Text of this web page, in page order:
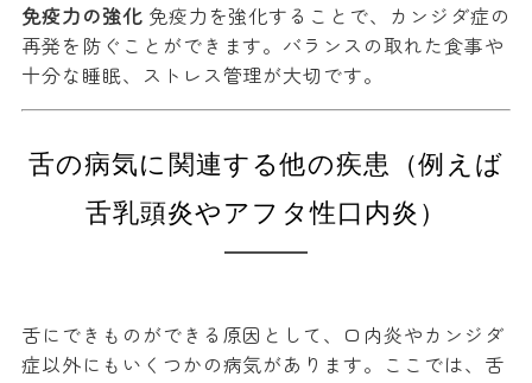
免疫力の強化免疫力を強化することで、カンジダ症の
再発を防ぐことができます。バランスの取れた食事や
十分な睡眠、ストレス管理が大切です。
舌の病気に関連する他の疾患（例えば
舌乳頭炎やアフタ性口内炎）
舌にできものができる原因として、口内炎やカンジダ
症以外にもいくつかの病気があります。ここでは、舌